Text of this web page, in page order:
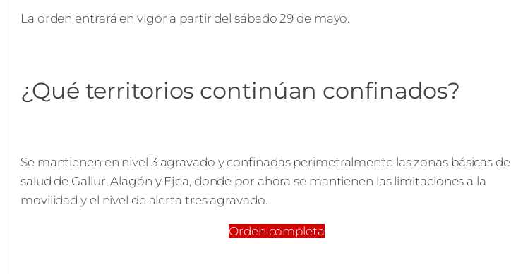
La orden entrará en vigor a partir del sábado 29 de mayo.
¿Qué territorios continúan confinados?
Se mantienen en nivel 3 agravado y confinadas perimetralmente las zonas básicas de
salud de Gallur, Alagón y Ejea, donde por ahora se mantienen las limitaciones a la
movilidad y el nivel de alerta tres agravado.
Orden completa